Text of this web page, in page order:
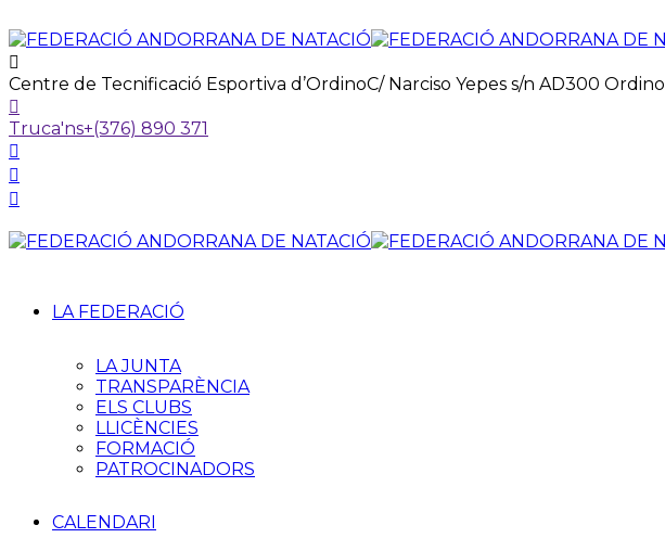
Centre de Tecnificació Esportiva d’OrdinoC/ Narciso Yepes s/n AD300 Ordino
Truca'ns+(376) 890 371
LA FEDERACIÓ
LA JUNTA
TRANSPARÈNCIA
ELS CLUBS
LLICÈNCIES
FORMACIÓ
PATROCINADORS
CALENDARI